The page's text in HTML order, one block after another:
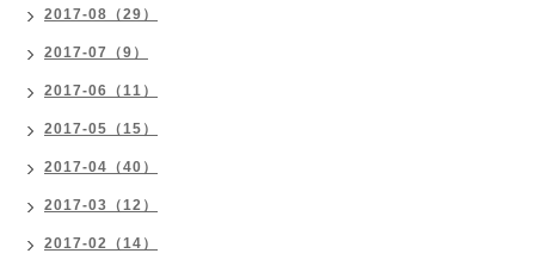
2017-08（29）
2017-07（9）
2017-06（11）
2017-05（15）
2017-04（40）
2017-03（12）
2017-02（14）